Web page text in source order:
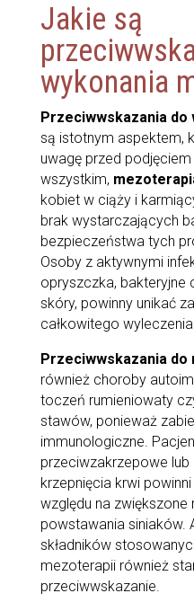
Jakie są
wykonania
Przeciwwskazania
są istotnym aspektem,
uwagę przed
wszystkim,
kobiet w ciąży i
brak wystarczających
bezpieczeństwa tych
Osoby z aktywnymi
opryszczka, bakteryjne
skóry, powinny unikać
całkowitego
Przeciwwskazania
również choroby
toczeń rumieniowaty
stawów, ponieważ
immunologiczne.
przeciwzakrzepowe
krzepnięcia krwi
względu na
powstawania siniaków.
składników
mezoterapii również
przeciwwskazanie.